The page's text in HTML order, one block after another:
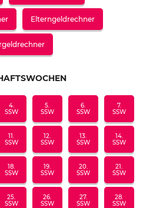
Elterngeldrechner
4.
SSW
5.
SSW
6.
SSW
7.
SSW
11.
SSW
12.
SSW
13.
SSW
14.
SSW
18.
SSW
19.
SSW
20.
SSW
21.
SSW
25.
SSW
26.
SSW
27.
SSW
28.
SSW